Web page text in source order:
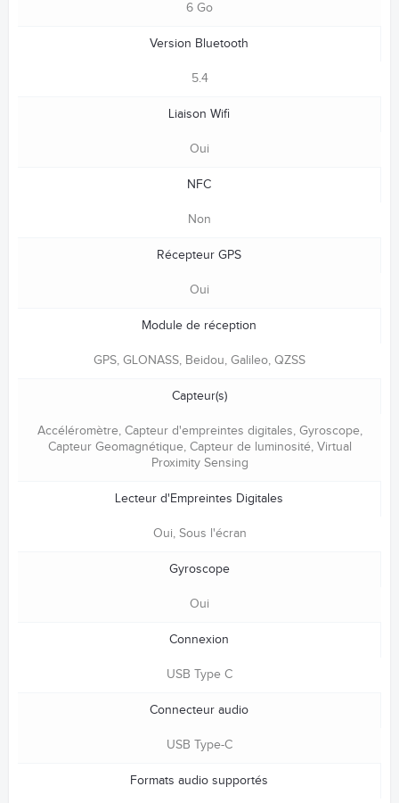
6 Go
Version Bluetooth
5.4
Liaison Wifi
Oui
NFC
Non
Récepteur GPS
Oui
Module de réception
GPS, GLONASS, Beidou, Galileo, QZSS
Capteur(s)
Accéléromètre, Capteur d'empreintes digitales, Gyroscope,
Capteur Geomagnétique, Capteur de luminosité, Virtual
Proximity Sensing
Lecteur d'Empreintes Digitales
Oui, Sous l'écran
Gyroscope
Oui
Connexion
USB Type C
Connecteur audio
USB Type-C
Formats audio supportés